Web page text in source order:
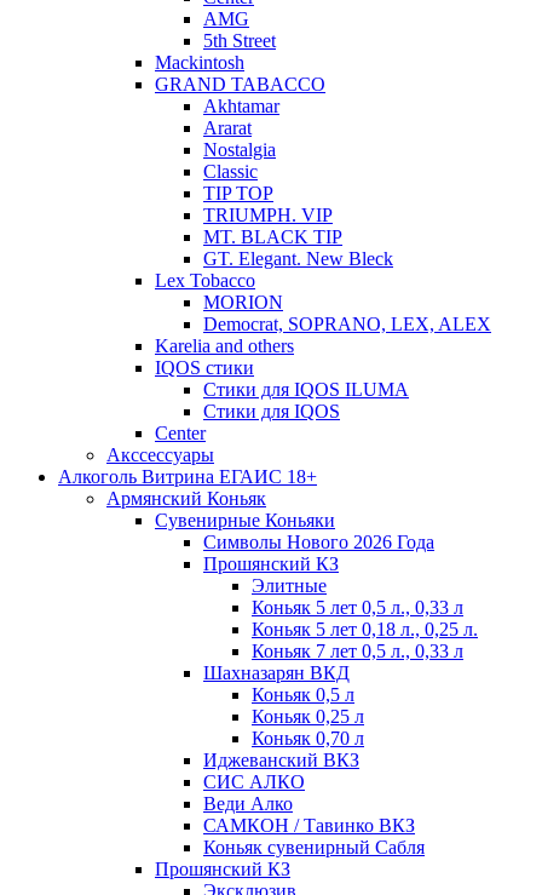
AMG
5th Street
Mackintosh
GRAND TABACCO
Akhtamar
Ararat
Nostalgia
Classic
TIP TOP
TRIUMPH. VIP
MT. BLACK TIP
GT. Elegant. New Bleck
Lex Tobacco
MORION
Democrat, SOPRANO, LEX, ALEX
Karelia and others
IQOS стики
Стики для IQOS ILUMA
Стики для IQOS
Сenter
Акссессуары
Алкоголь Витрина ЕГАИС 18+
Армянский Коньяк
Сувенирные Коньяки
Символы Нового 2026 Года
Прошянский КЗ
Элитные
Коньяк 5 лет 0,5 л., 0,33 л
Коньяк 5 лет 0,18 л., 0,25 л.
Коньяк 7 лет 0,5 л., 0,33 л
Шахназарян ВКД
Коньяк 0,5 л
Коньяк 0,25 л
Коньяк 0,70 л
Иджеванский ВКЗ
СИС АЛКО
Веди Алко
САМКОН / Тавинко ВКЗ
Коньяк сувенирный Сабля
Прошянский КЗ
Эксклюзив